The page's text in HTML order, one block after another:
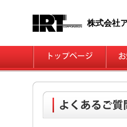
株式会社